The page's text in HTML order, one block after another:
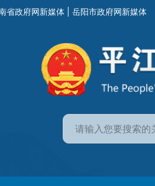
省政府网新媒体 岳阳市政府网新媒体